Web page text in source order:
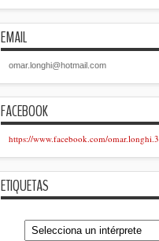
EMAIL
omar.longhi@hotmail.com
FACEBOOK
https://www.facebook.com/omar.longhi.3
ETIQUETAS